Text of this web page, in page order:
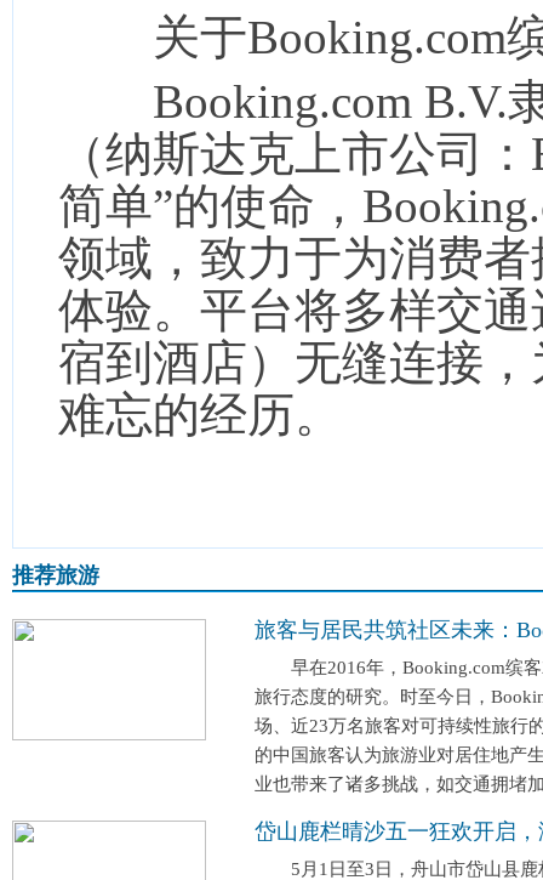
关于Booking.com
Booking.com B.V.隶
（纳斯达克上市公司
简单”的使命，
领域，致力于为消费
体验。平台将多样交
宿到酒店）无缝连接
难忘的经历。
推荐旅游
旅客与居民共筑社区未来：
早在2016年，Booking.com缤客
旅行态度的研究。时至今日，
场、近23万名旅客对可持续性旅
的中国旅客认为旅游业对居住地产
业也带来了诸多挑战，如交通拥堵
岱山鹿栏晴沙五一狂欢开启
5月1日至3日，舟山市岱山县鹿